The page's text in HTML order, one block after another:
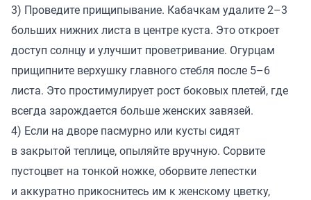
3) Проведите прищипывание. Кабачкам удалите 2–3
больших нижних листа в центре куста. Это откроет
доступ солнцу и улучшит проветривание. Огурцам
прищипните верхушку главного стебля после 5–6
листа. Это простимулирует рост боковых плетей, где
всегда зарождается больше женских завязей.
4) Если на дворе пасмурно или кусты сидят
в закрытой теплице, опыляйте вручную. Сорвите
пустоцвет на тонкой ножке, оборвите лепестки
и аккуратно прикоснитесь им к женскому цветку,